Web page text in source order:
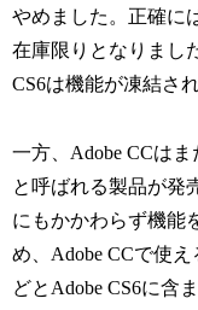
やめました。正確に
在庫限りとなりまし
CS6は機能が凍結さ
一方、Adobe CCはま
と呼ばれる製品が発
にもかかわらず機能
め、Adobe CCで使え
どとAdobe CS6に含